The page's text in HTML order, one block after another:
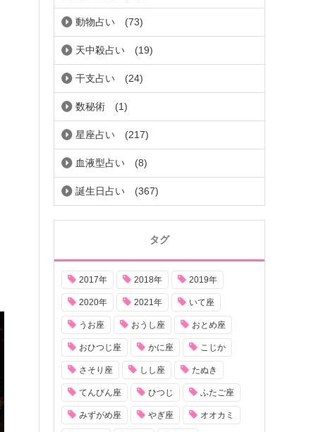
動物占い (73)
天中殺占い (19)
干支占い (24)
数秘術 (1)
星座占い (217)
血液型占い (8)
誕生日占い (367)
タグ
2017年 2018年 2019年
2020年 2021年 いて座
うお座 おうし座 おとめ座
おひつじ座 かに座 こじか
さそり座 しし座 たぬき
てんびん座 ひつじ ふたご座
みずがめ座 やぎ座 オオカミ